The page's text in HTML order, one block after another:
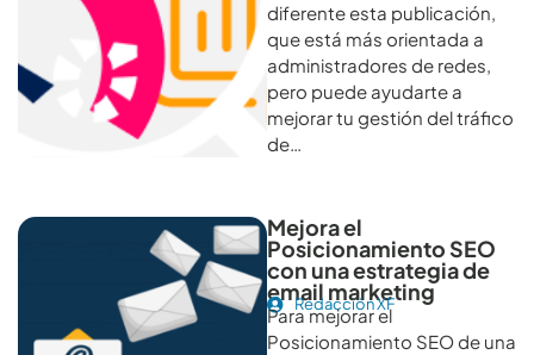
diferente esta publicación,
que está más orientada a
administradores de redes,
pero puede ayudarte a
mejorar tu gestión del tráfico
de…
Mejora el
Posicionamiento SEO
con una estrategia de
email marketing
Redacción XF
Para mejorar el
Posicionamiento SEO de una